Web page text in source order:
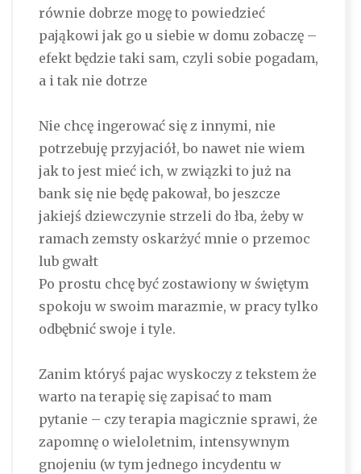
równie dobrze mogę to powiedzieć
pająkowi jak go u siebie w domu zobaczę –
efekt będzie taki sam, czyli sobie pogadam,
a i tak nie dotrze
Nie chcę ingerować się z innymi, nie
potrzebuję przyjaciół, bo nawet nie wiem
jak to jest mieć ich, w związki to już na
bank się nie będę pakował, bo jeszcze
jakiejś dziewczynie strzeli do łba, żeby w
ramach zemsty oskarżyć mnie o przemoc
lub gwałt
Po prostu chcę być zostawiony w świętym
spokoju w swoim marazmie, w pracy tylko
odbębnić swoje i tyle.
Zanim któryś pajac wyskoczy z tekstem że
warto na terapię się zapisać to mam
pytanie – czy terapia magicznie sprawi, że
zapomnę o wieloletnim, intensywnym
gnojeniu (w tym jednego incydentu w